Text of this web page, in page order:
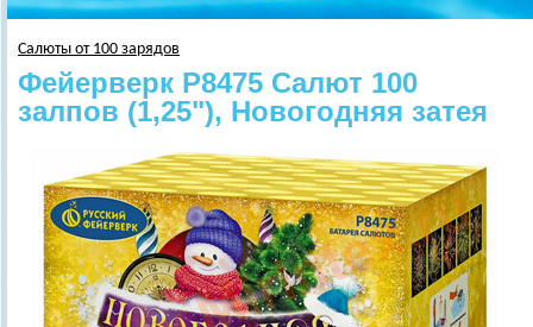
Салюты от 100 зарядов
Фейерверк Р8475 Салют 100
залпов (1,25"), Новогодняя затея